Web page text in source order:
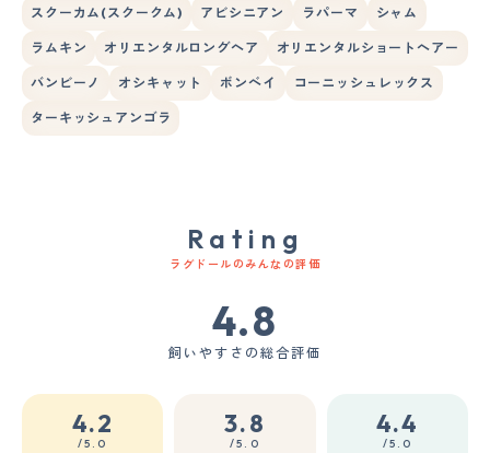
スクーカム(スクークム) アビシニアン ラパーマ シャム
ラムキン オリエンタルロングヘア オリエンタルショートヘアー
バンビーノ オシキャット ボンベイ コーニッシュレックス
ターキッシュアンゴラ
Rating
ラグドールのみんなの評価
4.8
飼いやすさの総合評価
4.2
/5.0
3.8
/5.0
4.4
/5.0